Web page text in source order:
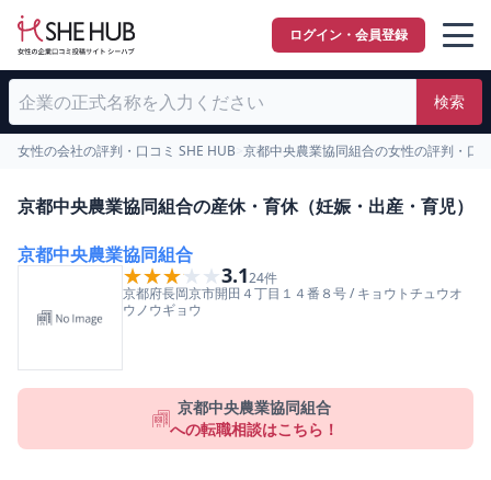
ログイン・会員登録
検索
女性の会社の評判・口コミ SHE HUB 京都中央農業協同組合の女性の評判・口
京都中央農業協同組合の産休・育休（妊娠・出産・育児）
京都中央農業協同組合
★★★★★
★★★★★3.124件
京都府長岡京市開田４丁目１４番８号/キョウトチュウオ
ウノウギョウ
京都中央農業協同組合
への転職相談はこちら！